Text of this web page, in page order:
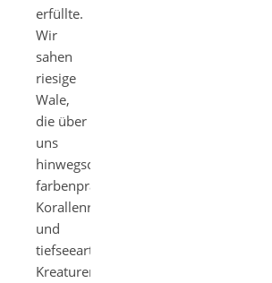
erfüllte.
Wir
sahen
riesige
Wale,
die über
uns
hinwegschwammen,
farbenprächtige
Korallenriffe
und
tiefseeartige
Kreaturen,